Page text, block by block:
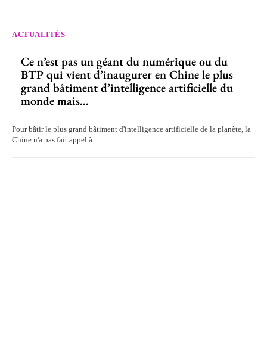
ACTUALITÉS
Ce n’est pas un géant du numérique ou du
BTP qui vient d’inaugurer en Chine le plus
grand bâtiment d’intelligence artificielle du
monde mais...
Pour bâtir le plus grand bâtiment d'intelligence artificielle de la planète, la
Chine n'a pas fait appel à...